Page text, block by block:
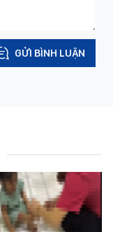
GỬI BÌNH LUẬN